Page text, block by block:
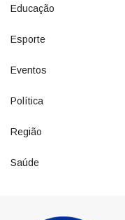
Educação
Esporte
Eventos
Política
Região
Saúde